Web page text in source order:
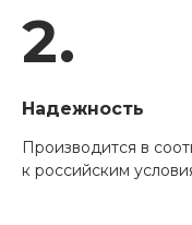
2.
Надежность
Производится в
к российским